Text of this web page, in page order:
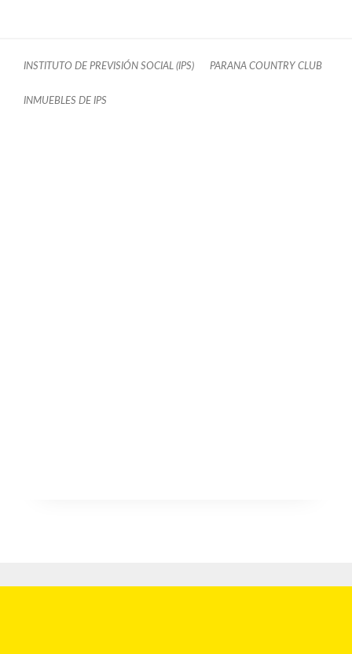
INSTITUTO DE PREVISIÓN SOCIAL (IPS) PARANA COUNTRY CLUB
INMUEBLES DE IPS